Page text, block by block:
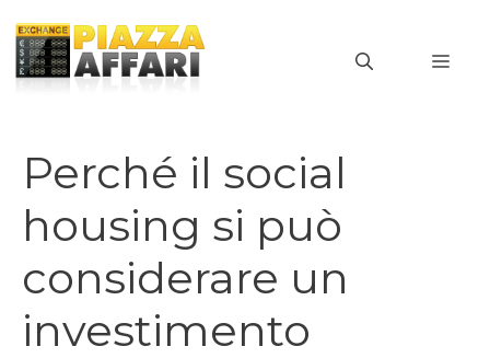
contenuto
Perché il social
housing si può
considerare un
investimento